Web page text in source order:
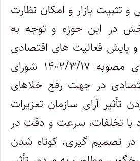
و تثبیت بازار و امکان نظارت
در این حوزه و توجه به
پایش فعالیت های اقتصادی
و در راستای اجرای مصوبه ۱۴۰۲/۳/۱۷ شورای
در جهت رفع خلاهای
تأثیر آرای سازمان تعزیرات
با تخلفات، سرعت و دقت در
تصمیم گیری، کوتاه شدن